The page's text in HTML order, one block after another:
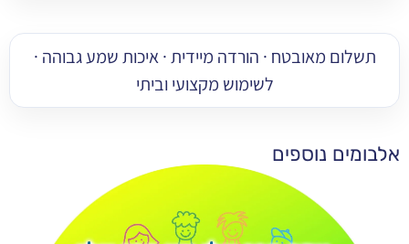
מאובטח · הורדה מיידית · איכות שמע גבוהה ·
לשימוש מקצועי וביתי
נוספים